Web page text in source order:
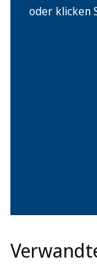
oder klicken